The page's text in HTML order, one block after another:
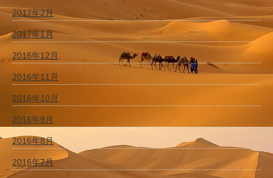
2017年2月
2017年1月
2016年12月
2016年11月
2016年10月
2016年9月
2016年8月
2016年7月